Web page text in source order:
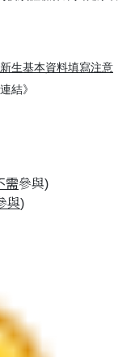
新生基本資料填寫注意
結》
需參與)
與)